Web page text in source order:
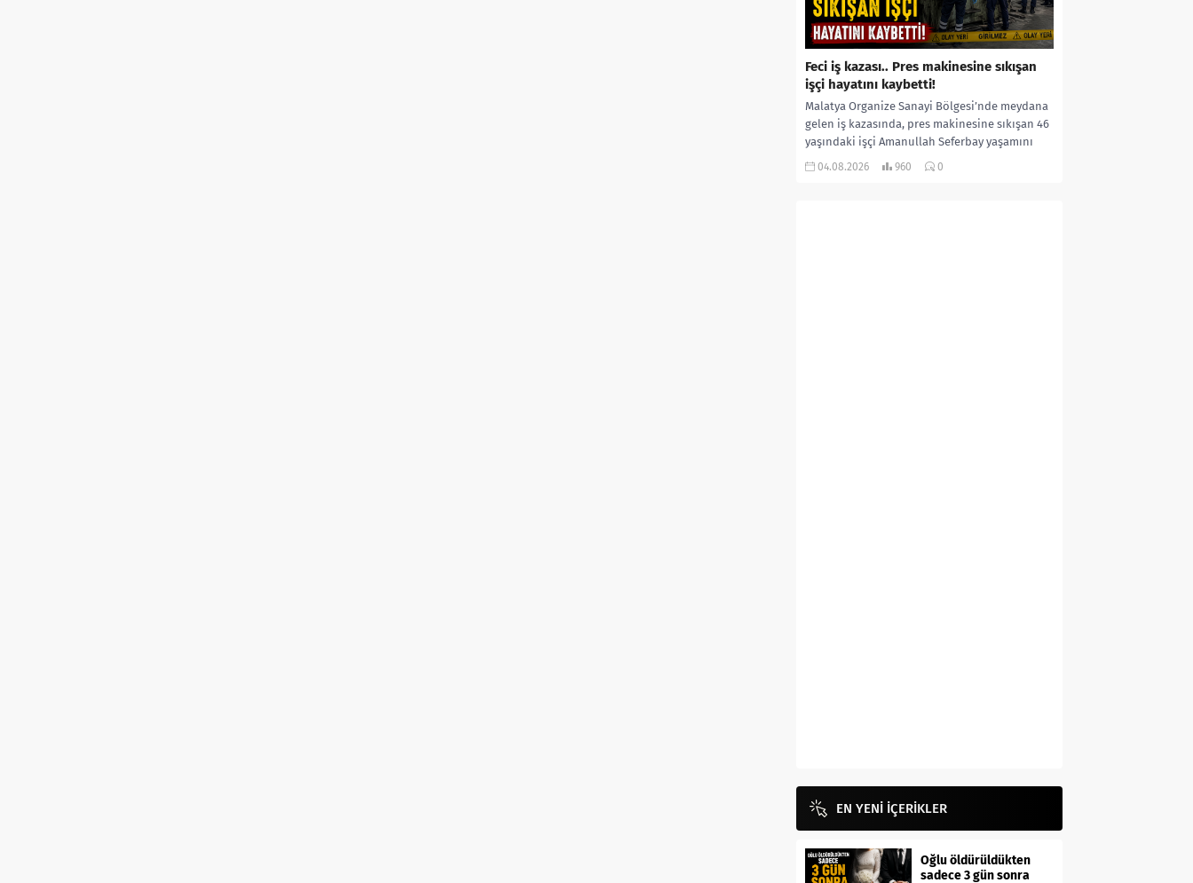
Feci iş kazası.. Pres makinesine sıkışan
işçi hayatını kaybetti!
Malatya Organize Sanayi Bölgesi’nde meydana
gelen iş kazasında, pres makinesine sıkışan 46
yaşındaki işçi Amanullah Seferbay yaşamını
yitirdi. Olayla ilgili...
04.08.2026 960 0
EN YENİ İÇERİKLER
Oğlu öldürüldükten
sadece 3 gün sonra